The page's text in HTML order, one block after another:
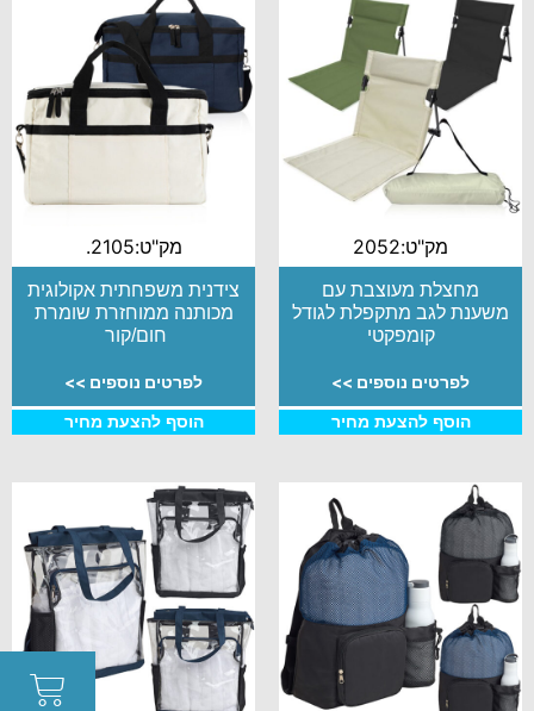
מק"ט:2052
מחצלת מעוצבת עם
משענת לגב מתקפלת לגודל
קומפקטי
לפרטים נוספים >>
הוסף להצעת מחיר
מק"ט:2105.
צידנית משפחתית אקולוגית
מכותנה ממוחזרת שומרת
חום/קור
לפרטים נוספים >>
הוסף להצעת מחיר